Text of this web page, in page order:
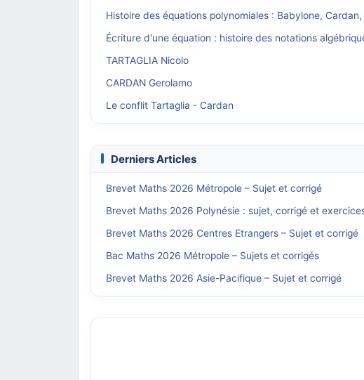
Histoire des équations polynomiales : Babylone,
Écriture d'une équation : histoire des notations
TARTAGLIA Nicolo
CARDAN Gerolamo
Le conflit Tartaglia - Cardan
Derniers Articles
Brevet Maths 2026 Métropole – Sujet et corrigé
Brevet Maths 2026 Polynésie : sujet, corrigé et
Brevet Maths 2026 Centres Etrangers – Sujet et corrigé
Bac Maths 2026 Métropole – Sujets et corrigés
Brevet Maths 2026 Asie-Pacifique – Sujet et corrigé